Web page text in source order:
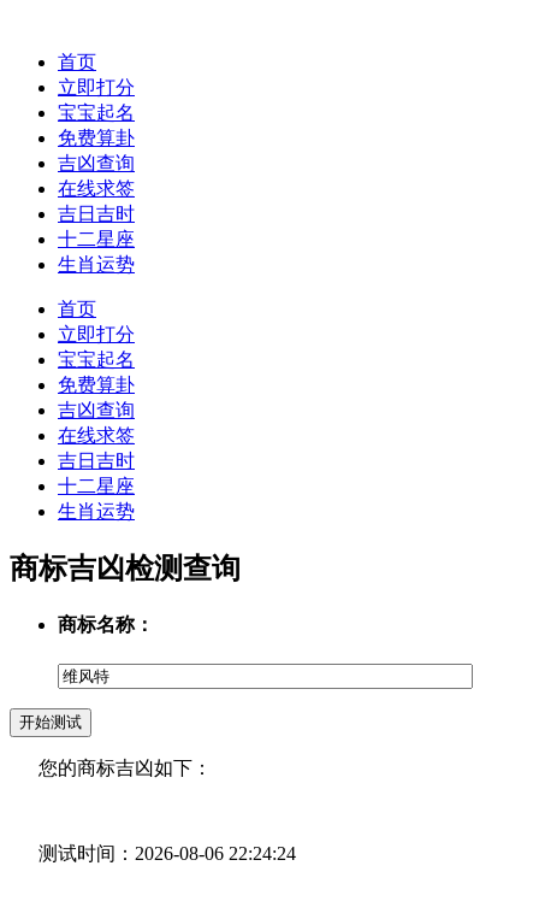
首页
立即打分
宝宝起名
免费算卦
吉凶查询
在线求签
吉日吉时
十二星座
生肖运势
首页
立即打分
宝宝起名
免费算卦
吉凶查询
在线求签
吉日吉时
十二星座
生肖运势
商标吉凶检测查询
商标名称：
您的商标吉凶如下：
测试时间：2026-08-06 22:24:24